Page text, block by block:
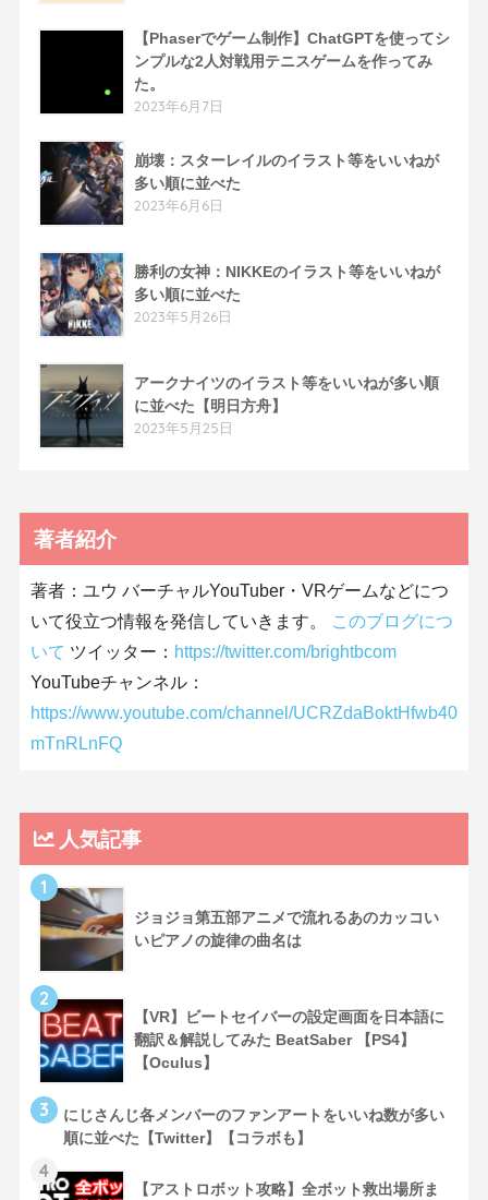
【Phaserでゲーム制作】ChatGPTを使ってシ
ンプルな2人対戦用テニスゲームを作ってみ
た。
2023年6月7日
崩壊：スターレイルのイラスト等をいいねが
多い順に並べた
2023年6月6日
勝利の女神：NIKKEのイラスト等をいいねが
多い順に並べた
2023年5月26日
アークナイツのイラスト等をいいねが多い順
に並べた【明日方舟】
2023年5月25日
著者紹介
著者：ユウ バーチャルYouTuber・VRゲームなどにつ
いて役立つ情報を発信していきます。
このブログにつ
いて ツイッター： https://twitter.com/brightbcom
YouTubeチャンネル：
https://www.youtube.com/channel/UCRZdaBoktHfwb40
mTnRLnFQ
人気記事
1
ジョジョ第五部アニメで流れるあのカッコい
いピアノの旋律の曲名は
2
【VR】ビートセイバーの設定画面を日本語に
翻訳＆解説してみた BeatSaber 【PS4】
【Oculus】
3
にじさんじ各メンバーのファンアートをいいね数が多い
順に並べた【Twitter】【コラボも】
4
【アストロボット攻略】全ボット救出場所ま